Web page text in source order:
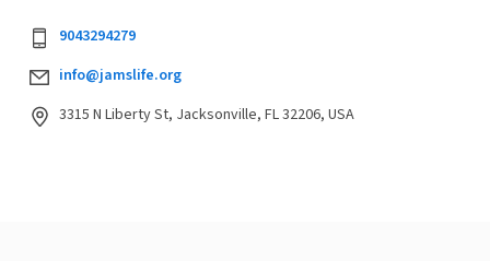
9043294279
info@jamslife.org
3315 N Liberty St, Jacksonville, FL 32206, USA